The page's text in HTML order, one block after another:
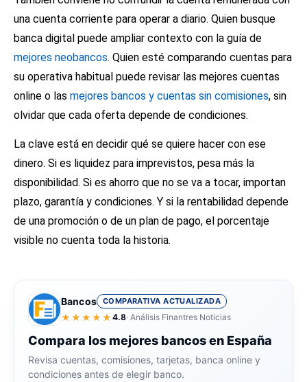
una cuenta corriente para operar a diario. Quien busque
banca digital puede ampliar contexto con la guía de
mejores neobancos. Quien esté comparando cuentas para
su operativa habitual puede revisar las mejores cuentas
online o las mejores bancos y cuentas sin comisiones, sin
olvidar que cada oferta depende de condiciones.
La clave está en decidir qué se quiere hacer con ese
dinero. Si es liquidez para imprevistos, pesa más la
disponibilidad. Si es ahorro que no se va a tocar, importan
plazo, garantía y condiciones. Y si la rentabilidad depende
de una promoción o de un plan de pago, el porcentaje
visible no cuenta toda la historia.
Bancos COMPARATIVA ACTUALIZADA
★★★★★ 4.8· Análisis Finantres Noticias
Compara los mejores bancos en España
Revisa cuentas, comisiones, tarjetas, banca online y
condiciones antes de elegir banco.